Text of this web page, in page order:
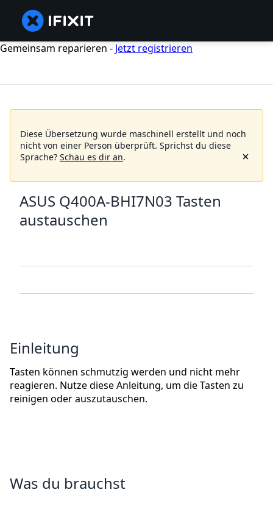
Gemeinsam reparieren - Jetzt registrieren
Diese Übersetzung wurde maschinell erstellt und noch
nicht von einer Person überprüft. Sprichst du diese
Sprache? Schau es dir an.
ASUS Q400A-BHI7N03 Tasten
austauschen
Einleitung
Tasten können schmutzig werden und nicht mehr
reagieren. Nutze diese Anleitung, um die Tasten zu
reinigen oder auszutauschen.
Was du brauchst